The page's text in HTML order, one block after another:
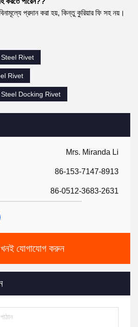
Mrs. Miranda Li
86-153-7147-8913
86-0512-3683-2631
যোগাযোগ করুন
প্রদান করা হয়, কিন্তু কুরিয়ার ফি সহ নয়।
Rivet
Rivet
Docking Rivet